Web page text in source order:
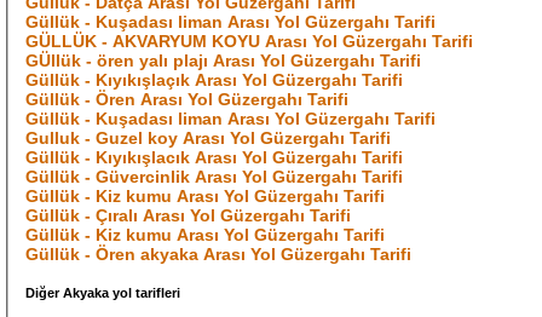
Güllük - Kuşadası liman Arası Yol Güzergahı Tarifi
GÜLLÜK - AKVARYUM KOYU Arası Yol Güzergahı Tarifi
GÜllük - ören yalı plajı Arası Yol Güzergahı Tarifi
Güllük - Kıyıkışlaçık Arası Yol Güzergahı Tarifi
Güllük - Ören Arası Yol Güzergahı Tarifi
Güllük - Kuşadası liman Arası Yol Güzergahı Tarifi
Gulluk - Guzel koy Arası Yol Güzergahı Tarifi
Güllük - Kıyıkışlacık Arası Yol Güzergahı Tarifi
Güllük - Güvercinlik Arası Yol Güzergahı Tarifi
Güllük - Kiz kumu Arası Yol Güzergahı Tarifi
Güllük - Çıralı Arası Yol Güzergahı Tarifi
Güllük - Kiz kumu Arası Yol Güzergahı Tarifi
Güllük - Ören akyaka Arası Yol Güzergahı Tarifi
Diğer Akyaka yol tarifleri